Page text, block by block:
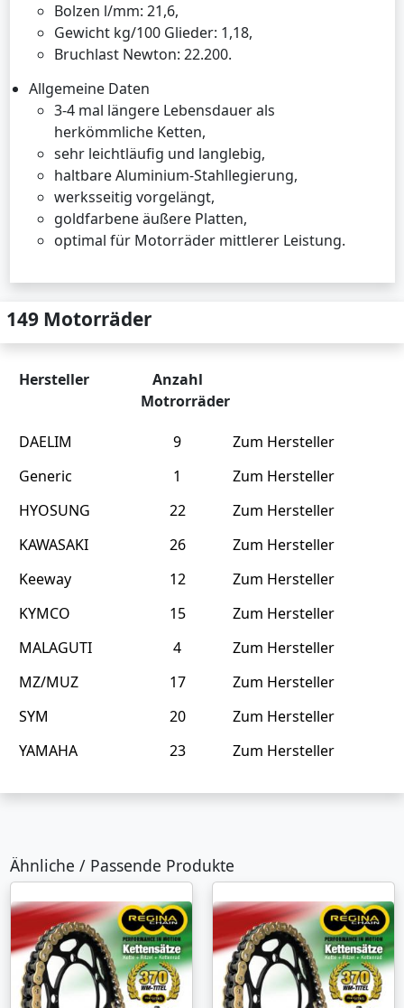
Bolzen l/mm: 21,6,
Gewicht kg/100 Glieder: 1,18,
Bruchlast Newton: 22.200.
Allgemeine Daten
3-4 mal längere Lebensdauer als
herkömmliche Ketten,
sehr leichtläufig und langlebig,
haltbare Aluminium-Stahllegierung,
werksseitig vorgelängt,
goldfarbene äußere Platten,
optimal für Motorräder mittlerer Leistung.
149 Motorräder
Hersteller
Anzahl
Motrorräder
DAELIM 9
Zum Hersteller
Generic
1
Zum Hersteller
HYOSUNG
22
Zum Hersteller
KAWASAKI
26
Zum Hersteller
Keeway
12
Zum Hersteller
KYMCO
15
Zum Hersteller
MALAGUTI
4
Zum Hersteller
MZ/MUZ
17
Zum Hersteller
SYM
20
Zum Hersteller
YAMAHA
23 Zum Hersteller
Ähnliche / Passende Produkte